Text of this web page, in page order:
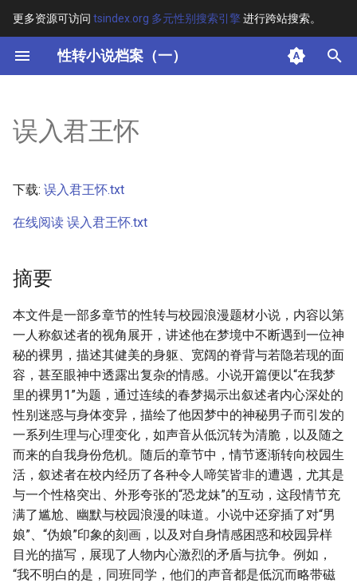
更多资源可访问 tsindex.org 多元性别搜索引擎进行跨站搜索。
性转小说档案（一）
键
开
搜
索
其他信息
正文
误入君王怀
下载: 误入君王怀.txt
在线阅读 误入君王怀.txt
摘要
本文件是一部多章节的性转与校园浪漫题材小说，内容以第
一人称叙述者的视角展开，讲述他在梦境中不断遇到一位神
秘的裸男，描述其健美的身躯、宽阔的脊背与若隐若现的面
容，甚至眼神中透露出复杂的情感。小说开篇便以“在我梦
里的裸男1”为题，通过连续的春梦揭示出叙述者内心深处的
性别迷惑与身体变异，描绘了他因梦中的神秘男子而引发的
一系列生理与心理变化，如声音从低沉转为清脆，以及随之
而来的自我身份危机。随后的章节中，情节逐渐转向校园生
活，叙述者在校内经历了各种令人啼笑皆非的遭遇，尤其是
与一个性格突出、外形夸张的“恐龙妹”的互动，这段情节充
满了尴尬、幽默与校园浪漫的味道。小说中还穿插了对“男
娘”、“伪娘”印象的刻画，以及对自身情感困惑和校园异样
目光的描写，展现了人物内心激烈的矛盾与抗争。例如，
“我不明白的是，同班同学，他们的声音都是低沉而略带磁